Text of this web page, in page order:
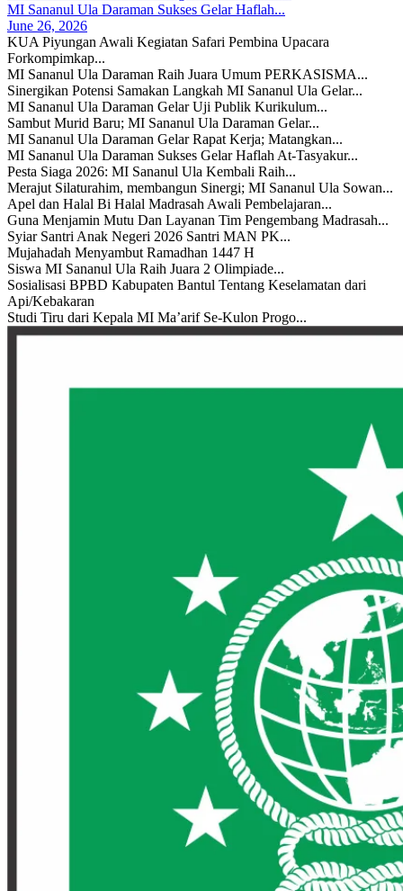
MI Sananul Ula Daraman Sukses Gelar Haflah...
June 26, 2026
KUA Piyungan Awali Kegiatan Safari Pembina Upacara
Forkompimkap...
MI Sananul Ula Daraman Raih Juara Umum PERKASISMA...
Sinergikan Potensi Samakan Langkah MI Sananul Ula Gelar...
MI Sananul Ula Daraman Gelar Uji Publik Kurikulum...
Sambut Murid Baru; MI Sananul Ula Daraman Gelar...
MI Sananul Ula Daraman Gelar Rapat Kerja; Matangkan...
MI Sananul Ula Daraman Sukses Gelar Haflah At-Tasyakur...
Pesta Siaga 2026: MI Sananul Ula Kembali Raih...
Merajut Silaturahim, membangun Sinergi; MI Sananul Ula Sowan...
Apel dan Halal Bi Halal Madrasah Awali Pembelajaran...
Guna Menjamin Mutu Dan Layanan Tim Pengembang Madrasah...
Syiar Santri Anak Negeri 2026 Santri MAN PK...
Mujahadah Menyambut Ramadhan 1447 H
Siswa MI Sananul Ula Raih Juara 2 Olimpiade...
Sosialisasi BPBD Kabupaten Bantul Tentang Keselamatan dari
Api/Kebakaran
Studi Tiru dari Kepala MI Ma’arif Se-Kulon Progo...